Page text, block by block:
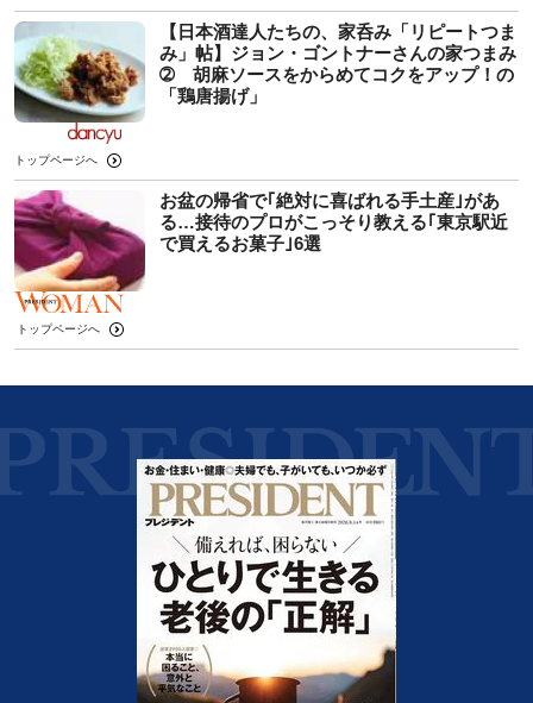
【日本酒達人たちの、家呑み「リピートつま
み」帖】ジョン・ゴントナーさんの家つまみ
➁ 胡麻ソースをからめてコクをアップ！の
「鶏唐揚げ」
トップページへ
お盆の帰省で｢絶対に喜ばれる手土産｣があ
る…接待のプロがこっそり教える｢東京駅近
で買えるお菓子｣6選
トップページへ